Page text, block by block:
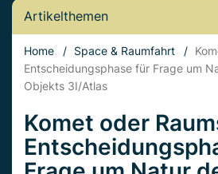
Artikelthemen
Home / Space & Raumfahrt /
Entscheidungsphase für Frage um
Objekts 3I/Atlas
Komet oder